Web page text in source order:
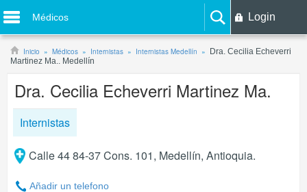
Médicos Login
Inicio Médicos Internistas Internistas Medellín
Dra. Cecilia Echeverri
Martinez Ma.. Medellín
Dra. Cecilia Echeverri Martinez Ma.
Internistas
Calle 44 84-37 Cons. 101, Medellín, Antioquia.
Añadir un telefono